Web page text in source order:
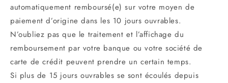
automatiquement remboursé(e) sur votre moyen de
paiement d’origine dans les 10 jours ouvrables.
N’oubliez pas que le traitement et l’affichage du
remboursement par votre banque ou votre société de
carte de crédit peuvent prendre un certain temps.
Si plus de 15 jours ouvrables se sont écoulés depuis